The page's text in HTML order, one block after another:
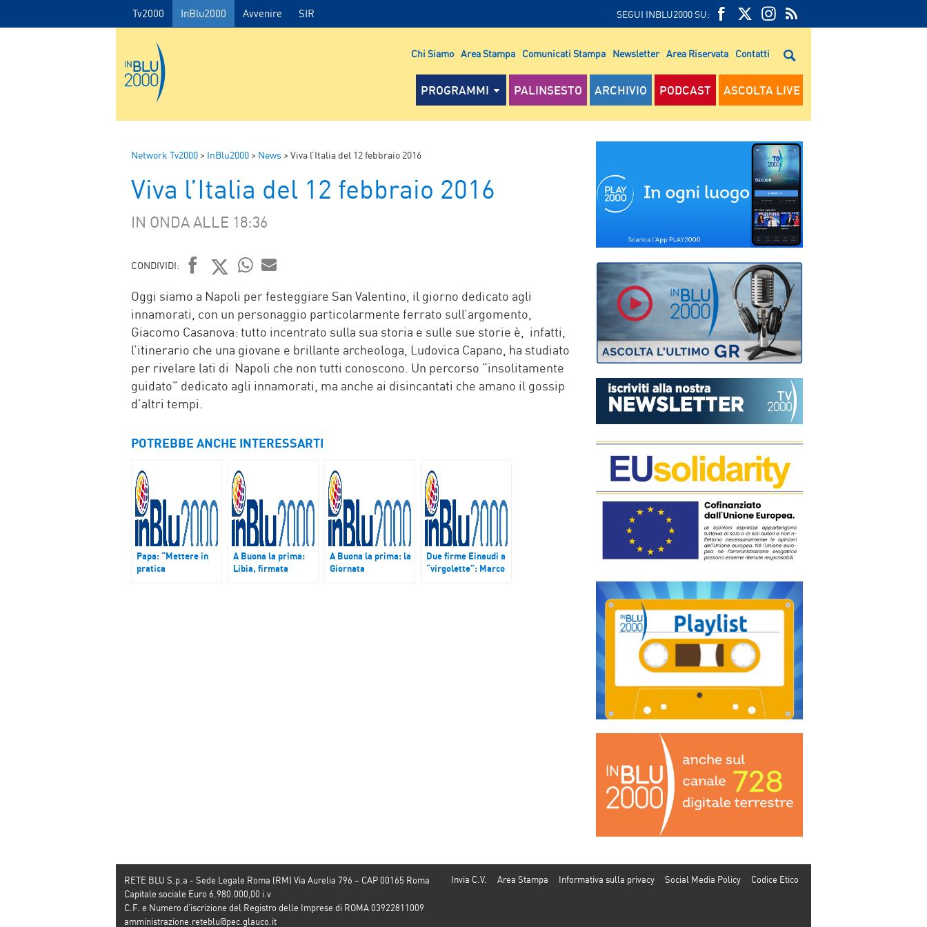
Tv2000 InBlu2000 Avvenire SIR SEGUI INBLU2000 SU:
FEED
RSS
RSS
Chi Siamo Area Stampa Comunicati Stampa Newsletter Area Riservata Contatti
PROGRAMMI PALINSESTO ARCHIVIO PODCAST ASCOLTA LIVE
Network Tv2000 > InBlu2000 > News > Viva l’Italia del 12 febbraio 2016
Viva l’Italia del 12 febbraio 2016
IN ONDA ALLE 18:36
CONDIVIDI:
FACEBOOK
TWITTER
WHATSAPP
MAIL
Oggi siamo a Napoli per festeggiare San Valentino, il giorno dedicato agli
innamorati, con un personaggio particolarmente ferrato sull’argomento,
Giacomo Casanova: tutto incentrato sulla sua storia e sulle sue storie è, infatti,
l’itinerario che una giovane e brillante archeologa, Ludovica Capano, ha studiato
per rivelare lati di Napoli che non tutti conoscono. Un percorso “insolitamente
guidato” dedicato agli innamorati, ma anche ai disincantati che amano il gossip
d’altri tempi.
POTREBBE ANCHE INTERESSARTI
Papa: “Mettere in
pratica
A Buona la prima:
Libia, firmata
A Buona la prima: la
Giornata
Due firme Einaudi a
“virgolette”: Marco
Invia C.V. Area Stampa Informativa sulla privacy Social Media Policy Codice Etico
RETE BLU S.p.a - Sede Legale Roma (RM) Via Aurelia 796 – CAP 00165 Roma
Capitale sociale Euro 6.980.000,00 i.v
C.F. e Numero d’iscrizione del Registro delle Imprese di ROMA 03922811009
amministrazione.reteblu@pec.glauco.it